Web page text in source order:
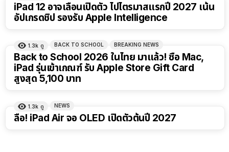
iPad 12 อาจเลื่อนเปิดตัว ไปไตรมาสแรกปี 2027 เน้น
อัปเกรดชิป รองรับ Apple Intelligence
1.3k ดู BACK TO SCHOOL BREAKING NEWS
Back to School 2026 ในไทย มาแล้ว! ซื้อ Mac,
iPad รุ่นเข้าเกณฑ์ รับ Apple Store Gift Card
สูงสุด 5,100 บาท
1.3k ดู NEWS
ลือ! iPad Air จอ OLED เปิดตัวต้นปี 2027